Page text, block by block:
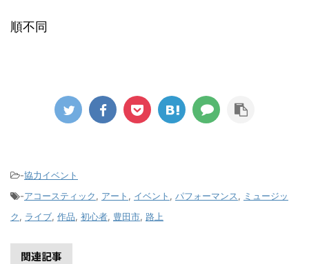
順不同
-協力イベント
-アコースティック, アート , イベント , パフォーマンス, ミュージッ
ク, ライブ, 作品, 初心者, 豊田市, 路上
関連記事